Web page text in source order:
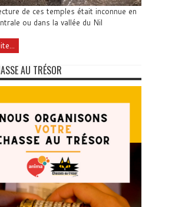
de ces temples était inconnue en
ou dans la vallée du Nil
AU TRÉSOR